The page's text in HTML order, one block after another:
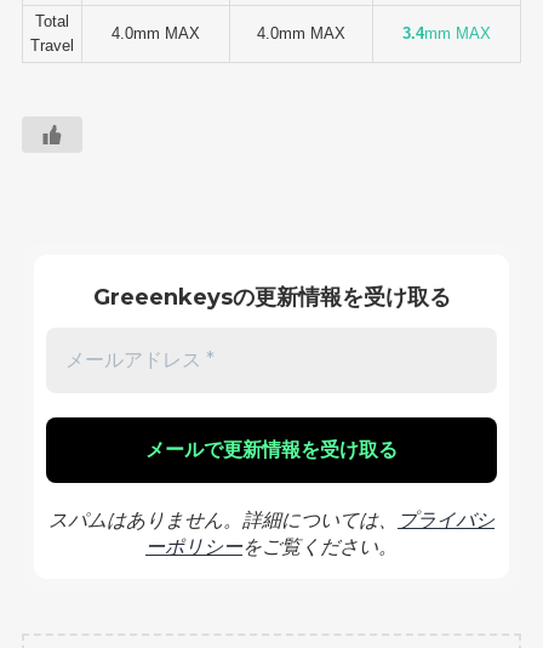
Total
Travel
4.0mm MAX 4.0mm MAX 3.4mm MAX
Greeenkeysの更新情報を受け取る
スパムはありません。詳細については、
プライバシ
ーポリシーをご覧ください。